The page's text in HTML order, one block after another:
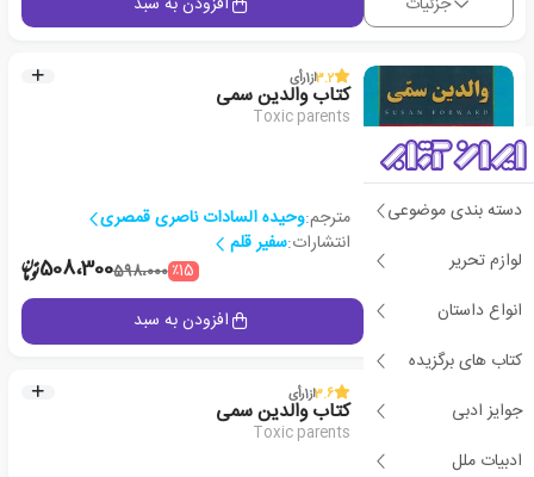
دسته بندی موضوعی
لوازم تحریر
انواع داستان
کتاب های برگزیده
جوایز ادبی
ادبیات ملل
3.2از1رأی
کتاب والدین سمی
Toxic parents
مترجم:وحیده السادات ناصری قمصری
انتشارات:سفیر قلم
٪15598،000508،300
جزئیات افزودن به سبد
3.6از1رأی
کتاب والدین سمی
Toxic parents